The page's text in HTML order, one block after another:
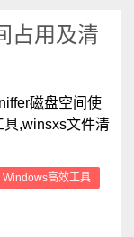
占用及清
磁盘空间使
具,winsxs文件清
Windows高效工具